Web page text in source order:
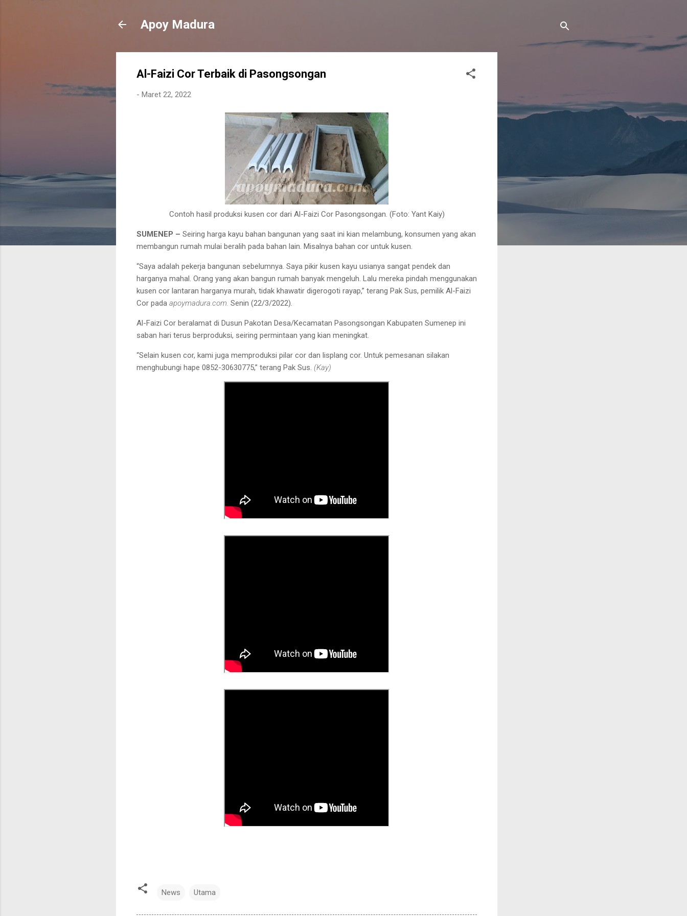
Apoy Madura
Al-Faizi Cor Terbaik di Pasongsongan
- Maret 22, 2022
Contoh hasil produksi kusen cor dari Al-Faizi Cor Pasongsongan. (Foto: Yant Kaiy)
SUMENEP – Seiring harga kayu bahan bangunan yang saat ini kian melambung, konsumen yang akan
membangun rumah mulai beralih pada bahan lain. Misalnya bahan cor untuk kusen.
“Saya adalah pekerja bangunan sebelumnya. Saya pikir kusen kayu usianya sangat pendek dan
harganya mahal. Orang yang akan bangun rumah banyak mengeluh. Lalu mereka pindah menggunakan
kusen cor lantaran harganya murah, tidak khawatir digerogoti rayap,” terang Pak Sus, pemilik Al-Faizi
Cor pada apoymadura.com. Senin (22/3/2022).
Al-Faizi Cor beralamat di Dusun Pakotan Desa/Kecamatan Pasongsongan Kabupaten Sumenep ini
saban hari terus berproduksi, seiring permintaan yang kian meningkat.
“Selain kusen cor, kami juga memproduksi pilar cor dan lisplang cor. Untuk pemesanan silakan
menghubungi hape 0852-30630775,” terang Pak Sus. (Kay)
News Utama